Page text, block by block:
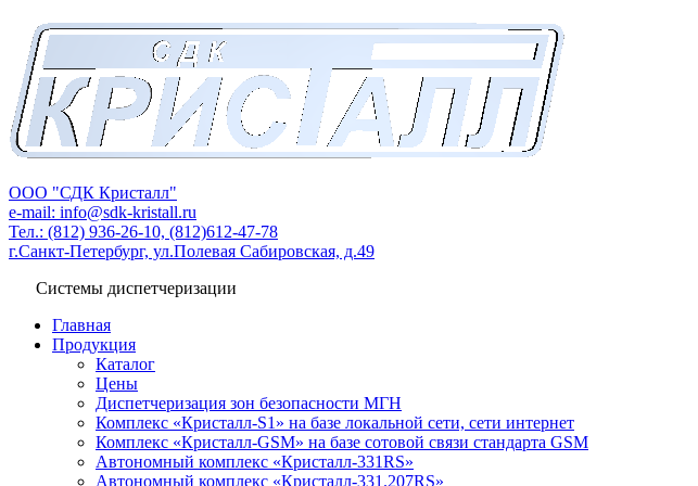
ООО "СДК Кристалл"
e-mail: info@sdk-kristall.ru
Тел.: (812) 936-26-10, (812)612-47-78
г.Санкт-Петербург, ул.Полевая Сабировская, д.49
Системы диспетчеризации
Главная
Продукция
Каталог
Цены
Диспетчеризация зон безопасности МГН
Комплекс «Кристалл-S1» на базе локальной сети, сети интернет
Комплекс «Кристалл-GSM» на базе сотовой связи стандарта GSM
Автономный комплекс «Кристалл-331RS»
Автономный комплекс «Кристалл-331.207RS»